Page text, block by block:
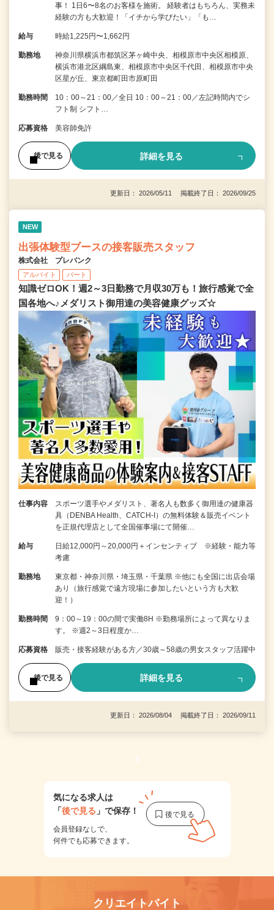
事！ 1日6〜8名のお客様を施術。 経験者はもちろん、実務未
経験の方も大歓迎！「イチから学びたい」「も…
給与 時給1,225円〜1,662円
勤務地
神奈川県横浜市都筑区茅ヶ崎中央、相模原市中央区相模原、
横浜市港北区綱島東、相模原市中央区千代田、相模原市中央
区星が丘、東京都町田市原町田
勤務時間
10：00～21：00／全日 10：00～21：00／左記時間内でシ
フト制 シフト…
応募資格 美容師免許
後で見る 詳細を見る
更新日： 2026/05/11 掲載終了日： 2026/09/25
NEW
出張体験型ブースの接客販売スタッフ
株式会社 プレバンク
アルバイト パート
知識ゼロOK！週2～3日勤務で月収30万も！旅行感覚で全
国各地へ♪メダリスト御用達の美容健康グッズ☆
仕事内容
スポーツ選手やメダリスト、著名人も数多く御用達の健康器
具（DENBA Health、CATCH-I）の無料体験＆販売イベント
を正規代理店として全国催事場にて開催…
給与
日給12,000円～20,000円＋インセンティブ ※経験・能力等
考慮
勤務地
東京都・神奈川県・埼玉県・千葉県 ※他にも全国に出店会場
あり（旅行感覚で遠方現場に参加したいという方も大歓
迎！）
勤務時間
9：00～19：00の間で実働8H ※勤務場所によって異なりま
す。 ※週2～3日程度か…
応募資格 販売・接客経験がある方／30歳～58歳の男女スタッフ活躍中
後で見る 詳細を見る
更新日： 2026/08/04 掲載終了日： 2026/09/11
1
気になる求人は
「後で見る 」で保存！
会員登録なしで、
何件でも応募できます。
クリエイトバイト